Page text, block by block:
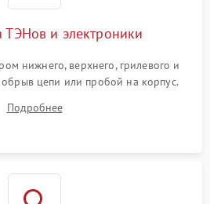
ТЭНов и электроники
нижнего, верхнего, грилевого и
цепи или пробой на корпус.
датчиков температуры,
и мотора конвекции.
Подробнее